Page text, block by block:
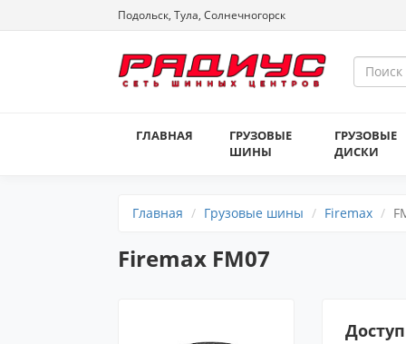
Подольск, Тула, Солнечногорск
ГЛАВНАЯ
ГРУЗОВЫЕ
ШИНЫ
ГРУЗОВЫЕ
ДИСКИ
Главная Грузовые шины Firemax
Firemax FM07